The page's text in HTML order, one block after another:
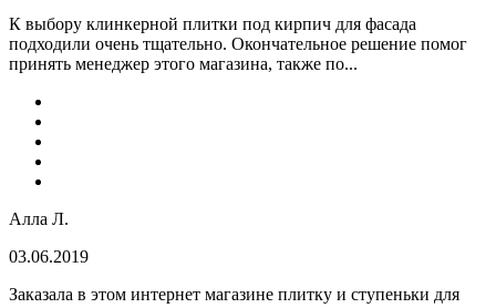
К выбору клинкерной плитки под кирпич для фасада
подходили очень тщательно. Окончательное решение помог
принять менеджер этого магазина, также по...
Алла Л.
03.06.2019
Заказала в этом интернет магазине плитку и ступеньки для